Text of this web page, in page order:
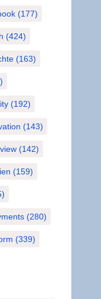
(177)
(424)
(163)
(192)
(143)
(142)
(159)
(280)
(339)